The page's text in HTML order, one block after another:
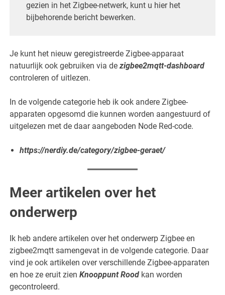
gezien in het Zigbee-netwerk, kunt u hier het
bijbehorende bericht bewerken.
Je kunt het nieuw geregistreerde Zigbee-apparaat
natuurlijk ook gebruiken via dezigbee2mqtt-dashboard
controleren of uitlezen.
In de volgende categorie heb ik ook andere Zigbee-
apparaten opgesomd die kunnen worden aangestuurd of
uitgelezen met de daar aangeboden Node Red-code.
https://nerdiy.de/category/zigbee-geraet/
Meer artikelen over het
onderwerp
Ik heb andere artikelen over het onderwerp Zigbee en
zigbee2mqtt samengevat in de volgende categorie. Daar
vind je ook artikelen over verschillende Zigbee-apparaten
en hoe ze eruit zienKnooppunt Rood kan worden
gecontroleerd.